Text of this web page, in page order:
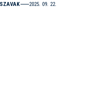
2025. 09. 22.